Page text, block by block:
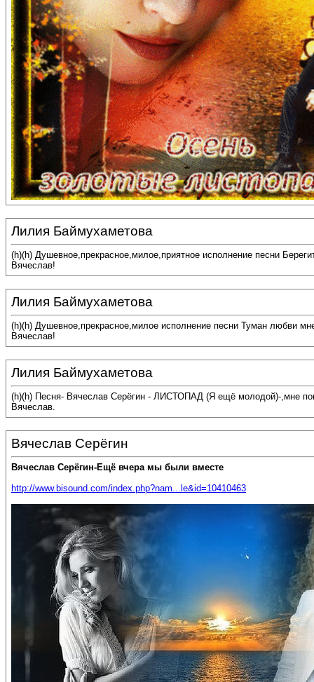
Лилия Баймухаметова
(h)(h) Душевное,прекрасное,милое,приятное исполнение песни
Вячеслав!
Лилия Баймухаметова
(h)(h) Душевное,прекрасное,милое исполнение песни Туман любви
Вячеслав!
Лилия Баймухаметова
(h)(h) Песня- Вячеслав Серёгин - ЛИСТОПАД (Я ещё молодой)-,мне
Вячеслав.
Вячеслав Серёгин
Вячеслав Серёгин-Ещё вчера мы были вместе
http://www.bisound.com/index.php?nam...le&id=10410463